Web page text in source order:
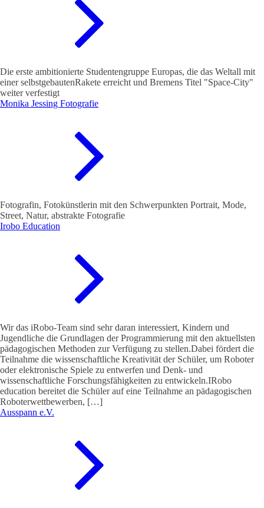
Die erste ambitionierte Studentengruppe Europas, die das Weltall mit
einer selbstgebautenRakete erreicht und Bremens Titel "Space-City"
weiter verfestigt
Monika Jessing Fotografie
Fotografin, Fotokünstlerin mit den Schwerpunkten Portrait, Mode,
Street, Natur, abstrakte Fotografie
Irobo Education
Wir das iRobo-Team sind sehr daran interessiert, Kindern und
Jugendliche die Grundlagen der Programmierung mit den aktuellsten
pädagogischen Methoden zur Verfügung zu stellen.Dabei fördert die
Teilnahme die wissenschaftliche Kreativität der Schüler, um Roboter
oder elektronische Spiele zu entwerfen und Denk- und
wissenschaftliche Forschungsfähigkeiten zu entwickeln.IRobo
education bereitet die Schüler auf eine Teilnahme an pädagogischen
Roboterwettbewerben, […]
Ausspann e.V.